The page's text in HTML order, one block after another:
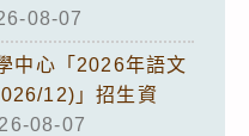
08-07
中心「2026年語文
12)」招生資
08-07